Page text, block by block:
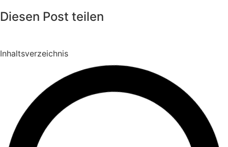
Diesen Post teilen
Inhaltsverzeichnis